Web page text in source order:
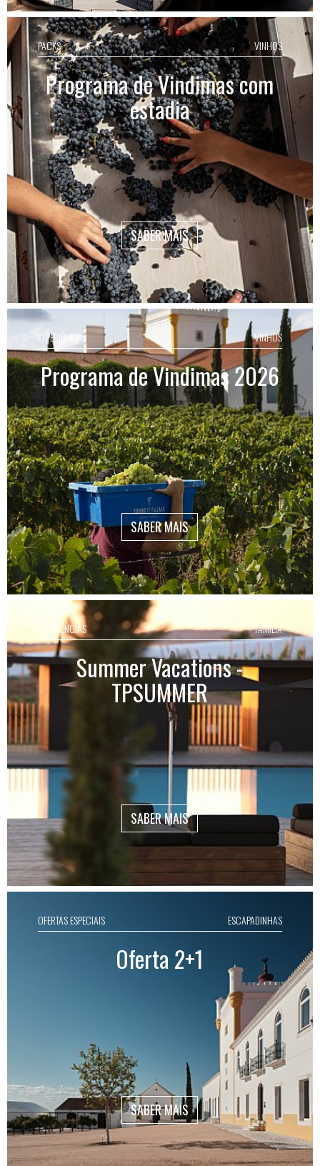
PACKS VINHOS
Programa de Vindimas com
estadia
SABER MAIS
EXPERIÊNCIAS VINHOS
Programa de Vindimas 2026
SABER MAIS
EXPERIÊNCIAS FAMÍLIA
Summer Vacations -
TPSUMMER
SABER MAIS
OFERTAS ESPECIAIS ESCAPADINHAS
Oferta 2+1
SABER MAIS